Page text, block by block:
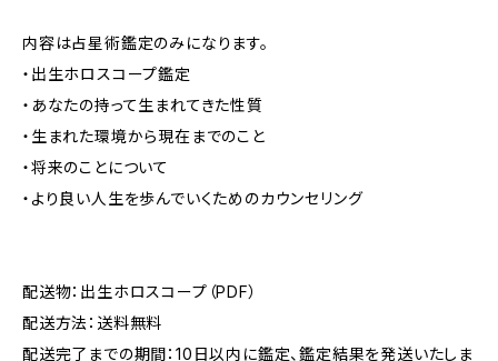
内容は占星術鑑定のみになります。
・出生ホロスコープ鑑定
・あなたの持って生まれてきた性質
・生まれた環境から現在までのこと
・将来のことについて
・より良い人生を歩んでいくためのカウンセリング
配送物：出生ホロスコープ（PDF）
配送方法：送料無料
配送完了までの期間：10日以内に鑑定、鑑定結果を発送いたしま